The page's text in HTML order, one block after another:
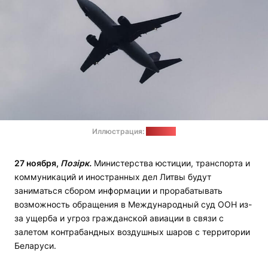
Иллюстрация:
27 ноября, Позірк. Министерства юстиции, транспорта и
коммуникаций и иностранных дел Литвы будут
заниматься сбором информации и прорабатывать
возможность обращения в Международный суд ООН из-
за ущерба и угроз гражданской авиации в связи с
залетом контрабандных воздушных шаров с территории
Беларуси.